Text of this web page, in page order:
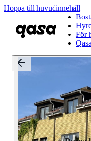
Hoppa till huvudinnehåll
För